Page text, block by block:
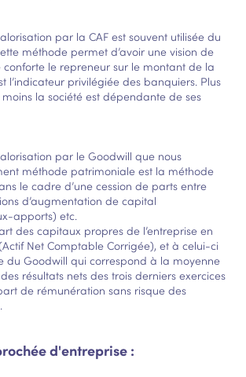
par la CAF est souvent utilisée du
méthode permet d’avoir une vision de
le repreneur sur le montant de la
l’indicateur privilégiée des banquiers. Plus
moins la société est dépendante de ses
par le Goodwill que nous
méthode patrimoniale est la méthode
le cadre d’une cession de parts entre
d’augmentation de capital
apports) etc.
des capitaux propres de l’entreprise en
Net Comptable Corrigée), et à celui-ci
du Goodwill qui correspond à la moyenne
résultats nets des trois derniers exercices
de rémunération sans risque des
d'entreprise :